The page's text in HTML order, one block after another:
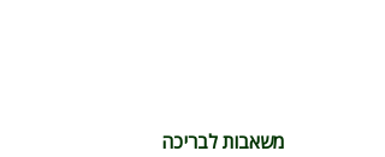
משאבות לבריכה